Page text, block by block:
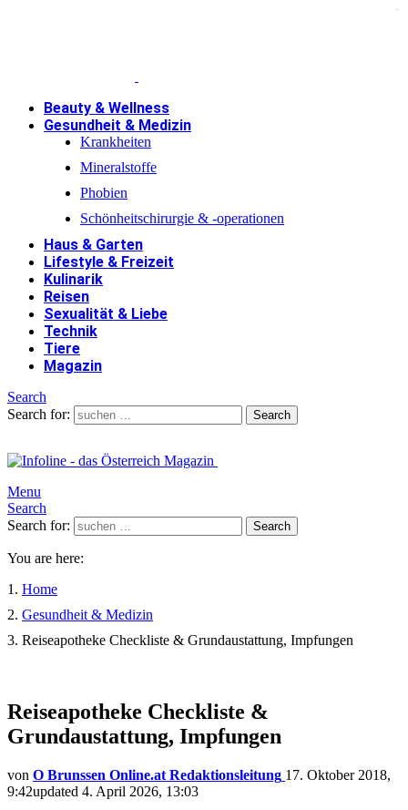
Beauty & Wellness
Gesundheit & Medizin
Krankheiten
Mineralstoffe
Phobien
Schönheitschirurgie & -operationen
Haus & Garten
Lifestyle & Freizeit
Kulinarik
Reisen
Sexualität & Liebe
Technik
Tiere
Magazin
Search
Search for:
Search
Menu
Search
Search for:
Search
You are here:
Home
Gesundheit & Medizin
Reiseapotheke Checkliste & Grundaustattung, Impfungen
Reiseapotheke Checkliste &
Grundaustattung, Impfungen
von O Brunssen Online.at Redaktionsleitung 17. Oktober 2018,
9:42updated 4. April 2026, 13:03